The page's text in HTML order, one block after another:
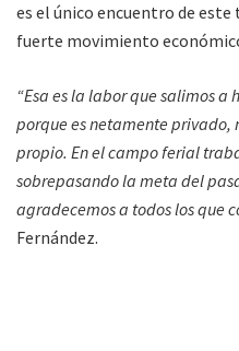
es el único encuentro de
fuerte movimiento
“Esa es la labor que salimos a
porque es netamente privado,
propio. En el campo ferial
sobrepasando la meta del
agradecemos a todos los que
Fernández.